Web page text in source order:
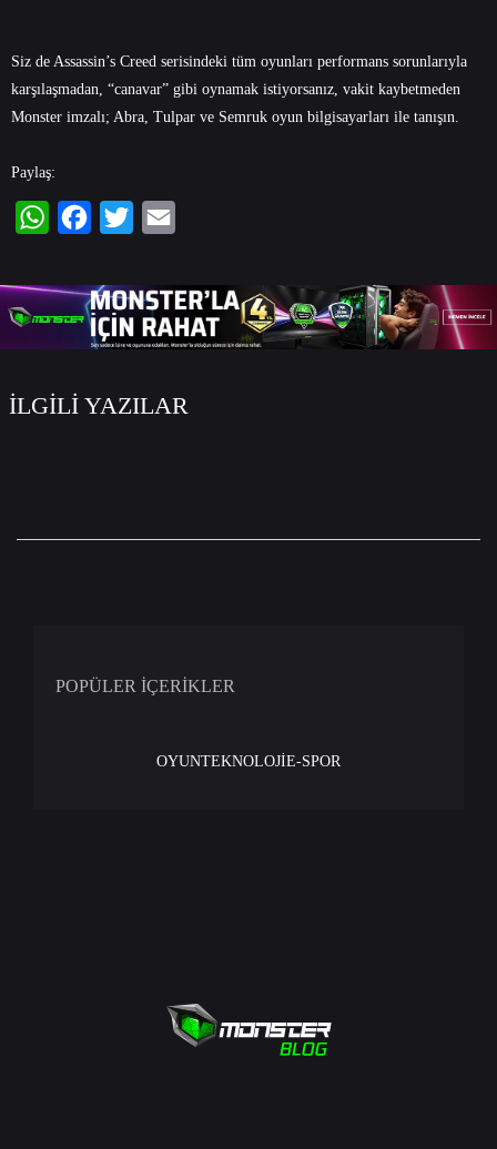
Siz de Assassin’s Creed serisindeki tüm oyunları performans sorunlarıyla
karşılaşmadan, “canavar” gibi oynamak istiyorsanız, vakit kaybetmeden
Monster imzalı; Abra, Tulpar ve Semruk oyun bilgisayarları ile tanışın.
Paylaş:
İLGİLİ YAZILAR
POPÜLER İÇERİKLER
OYUNTEKNOLOJİE-SPOR